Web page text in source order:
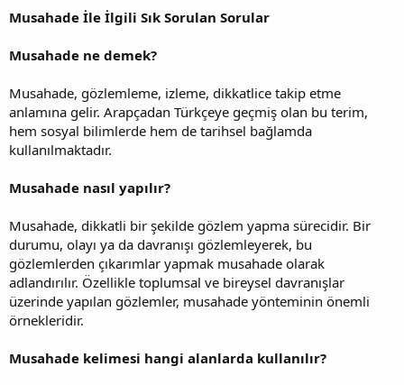
Musahade İle İlgili Sık Sorulan Sorular
Musahade ne demek?
Musahade, gözlemleme, izleme, dikkatlice takip etme
anlamına gelir. Arapçadan Türkçeye geçmiş olan bu terim,
hem sosyal bilimlerde hem de tarihsel bağlamda
kullanılmaktadır.
Musahade nasıl yapılır?
Musahade, dikkatli bir şekilde gözlem yapma sürecidir. Bir
durumu, olayı ya da davranışı gözlemleyerek, bu
gözlemlerden çıkarımlar yapmak musahade olarak
adlandırılır. Özellikle toplumsal ve bireysel davranışlar
üzerinde yapılan gözlemler, musahade yönteminin önemli
örnekleridir.
Musahade kelimesi hangi alanlarda kullanılır?